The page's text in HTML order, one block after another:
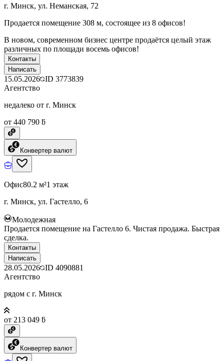
г. Минск, ул. Неманская, 72
Продается помещение 308 м, состоящее из 8 офисов!
В новом, современном бизнес центре продаётся целый этаж
различных по площади восемь офисов!
Контакты
Написать
15.05.2026 ID 3773839
Агентство
недалеко от г. Минск
от 440 790 ƃ
Конвертер валют
Офис80.2 м²1 этаж
г. Минск, ул. Гастелло, 6
Молодежная
Продается помещение на Гастелло 6. Чистая продажа. Быстрая
сделка.
Контакты
Написать
28.05.2026 ID 4090881
Агентство
рядом с г. Минск
от 213 049 ƃ
Конвертер валют